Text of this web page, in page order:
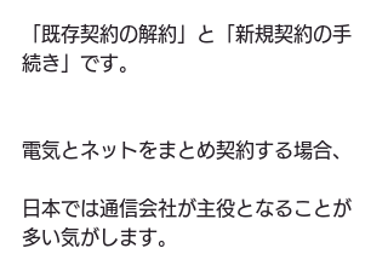
「既存契約の解約」と「新規契約の手
続き」です。
電気とネットをまとめ契約する場合、
日本では通信会社が主役となることが
多い気がします。